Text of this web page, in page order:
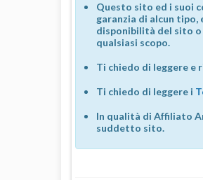
Questo sito ed i suoi
garanzia di alcun
disponibilità del sito
qualsiasi scopo.
Ti chiedo di leggere e
Ti chiedo di leggere i
In qualità di Affiliato
suddetto sito.